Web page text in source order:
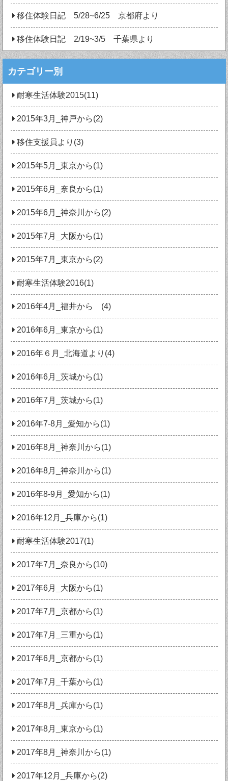
移住体験日記 5/28~6/25 京都府より
移住体験日記 2/19~3/5 千葉県より
カテゴリー別
耐寒生活体験2015(11)
2015年3月_神戸から(2)
移住支援員より(3)
2015年5月_東京から(1)
2015年6月_奈良から(1)
2015年6月_神奈川から(2)
2015年7月_大阪から(1)
2015年7月_東京から(2)
耐寒生活体験2016(1)
2016年4月_福井から (4)
2016年6月_東京から(1)
2016年６月_北海道より(4)
2016年6月_茨城から(1)
2016年7月_茨城から(1)
2016年7-8月_愛知から(1)
2016年8月_神奈川から(1)
2016年8月_神奈川から(1)
2016年8-9月_愛知から(1)
2016年12月_兵庫から(1)
耐寒生活体験2017(1)
2017年7月_奈良から(10)
2017年6月_大阪から(1)
2017年7月_京都から(1)
2017年7月_三重から(1)
2017年6月_京都から(1)
2017年7月_千葉から(1)
2017年8月_兵庫から(1)
2017年8月_東京から(1)
2017年8月_神奈川から(1)
2017年12月_兵庫から(2)